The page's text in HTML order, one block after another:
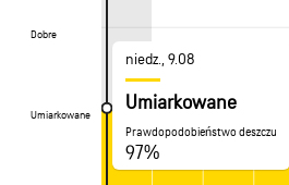
Dobre
Umiarkowane
Dobre
Umiarkowane
niedz., 9.08
Umiarkowane
Prawdopodobieństwo deszczu
97%